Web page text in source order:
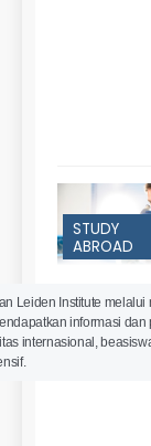
STUDY
ABROAD
Leiden Institute melalui
informasi
internasional,